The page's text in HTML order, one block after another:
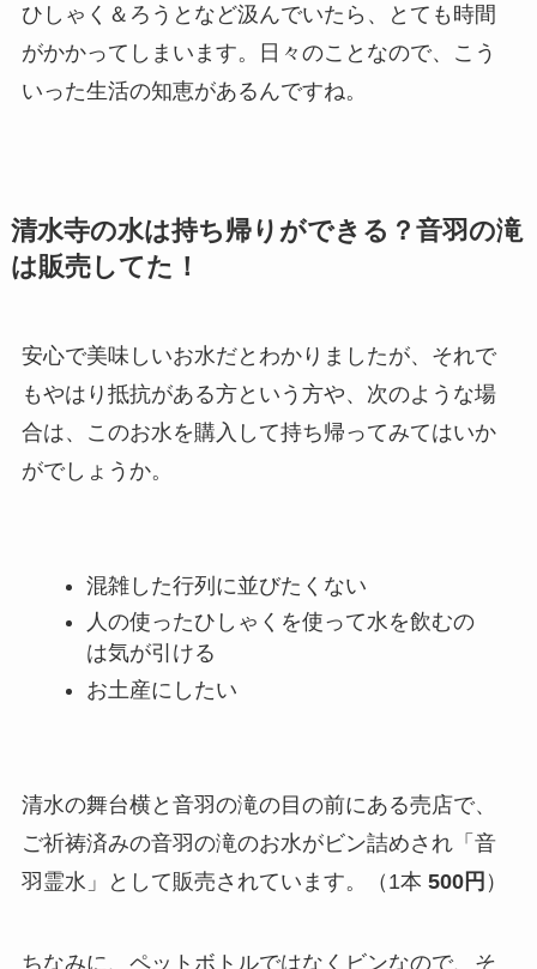
ひしゃく＆ろうとなど汲んでいたら、とても時間
がかかってしまいます。日々のことなので、こう
いった生活の知恵があるんですね。
清水寺の水は持ち帰りができる？音羽の滝
は販売してた！
安心で美味しいお水だとわかりましたが、それで
もやはり抵抗がある方という方や、次のような場
合は、このお水を購入して持ち帰ってみてはいか
がでしょうか。
混雑した行列に並びたくない
人の使ったひしゃくを使って水を飲むの
は気が引ける
お土産にしたい
清水の舞台横と音羽の滝の目の前にある売店で、
ご祈祷済みの音羽の滝のお水がビン詰めされ「音
羽霊水」として販売されています。（1本 500円 ）
ちなみに、ペットボトルではなくビンなので、そ